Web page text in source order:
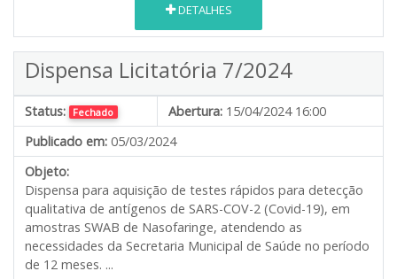
DETALHES
Dispensa Licitatória 7/2024
Status: Fechado Abertura: 15/04/2024 16:00
Publicado em: 05/03/2024
Objeto:
Dispensa para aquisição de testes rápidos para detecção
qualitativa de antígenos de SARS-COV-2 (Covid-19), em
amostras SWAB de Nasofaringe, atendendo as
necessidades da Secretaria Municipal de Saúde no período
de 12 meses. ...